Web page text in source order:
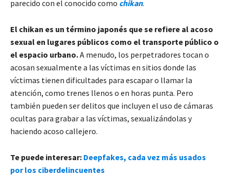
parecido con el conocido como chikan.
El chikan es un término japonés que se refiere al acoso
sexual en lugares públicos como el transporte público o
el espacio urbano.A menudo, los perpetradores tocan o
acosan sexualmente a las víctimas en sitios donde las
víctimas tienen dificultades para escapar o llamar la
atención, como trenes llenos o en horas punta. Pero
también pueden ser delitos que incluyen el uso de cámaras
ocultas para grabar a las víctimas, sexualizándolas y
haciendo acoso callejero.
Te puede interesar: Deepfakes, cada vez más usados
por los ciberdelincuentes